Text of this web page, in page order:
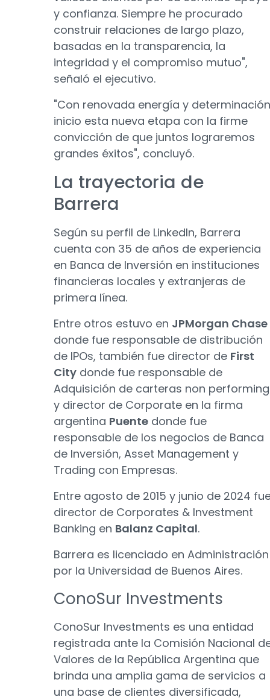
y confianza. Siempre he procurado
construir relaciones de largo plazo,
basadas en la transparencia, la
integridad y el compromiso mutuo",
señaló el ejecutivo.
"Con renovada energía y
inicio esta nueva etapa con la firme
convicción de que juntos lograremos
grandes éxitos", concluyó.
La trayectoria de
Barrera
Según su perfil de LinkedIn, Barrera
cuenta con 35 de años de experiencia
en Banca de Inversión en instituciones
financieras locales y extranjeras de
primera línea.
Entre otros estuvo en JPMorgan Chase
donde fue responsable de distribución
de IPOs, también fue director de First
City donde fue responsable de
Adquisición de carteras non performing
y director de Corporate en la firma
argentina Puente donde fue
responsable de los negocios de Banca
de Inversión, Asset Management y
Trading con Empresas.
Entre agosto de 2015 y junio de 2024
director de Corporates & Investment
Banking en Balanz Capital.
Barrera es licenciado en Administración
por la Universidad de Buenos Aires.
ConoSur Investments
ConoSur Investments es una entidad
registrada ante la Comisión Nacional
Valores de la República Argentina que
brinda una amplia gama de servicios a
una base de clientes diversificada,